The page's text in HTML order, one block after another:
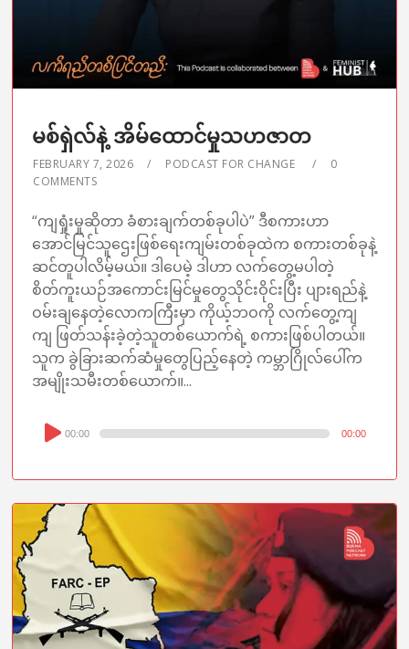
မစ်ရှဲလ်နဲ့ အိမ်ထောင်မှုသဟဇာတ
FEBRUARY 7, 2026 PODCAST FOR CHANGE
0
COMMENTS
“ကျရှုံးမှုဆိုတာ ခံစားချက်တစ်ခုပါပဲ” ဒီစကားဟာ
အောင်မြင်သူဌေးဖြစ်ရေးကျမ်းတစ်ခုထဲက စကားတစ်ခုနဲ့
ဆင်တူပါလိမ့်မယ်။ ဒါပေမဲ့ ဒါဟာ လက်တွေ့မပါတဲ့
စိတ်ကူးယဉ်အကောင်းမြင်မှုတွေသိုင်းဝိုင်းပြီး ပျားရည်နဲ့
ဝမ်းချနေတဲ့လောကကြီးမှာ ကိုယ့်ဘဝကို လက်တွေ့ကျ
ကျ ဖြတ်သန်းခဲ့တဲ့သူတစ်ယောက်ရဲ့ စကားဖြစ်ပါတယ်။
သူက ခွဲခြားဆက်ဆံမှုတွေပြည့်နေတဲ့ ကမ္ဘာဂြိုလ်ပေါ်က
အမျိုးသမီးတစ်ယောက်။...
Audio
Player
00:00 00:00